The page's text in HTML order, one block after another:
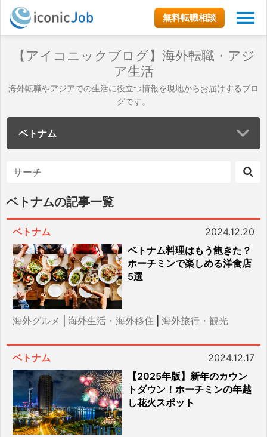
無料転職相談
【アイコニックブログ】海外転職・アジ
ア生活
海外転職やアジアでの生活に役立つ情報を現地からお届けするブロ
グです。
ベトナム
ベトナムの記事一覧
ベトナム
2024.12.20
ベトナム料理はもう飽きた？
ホーチミンで楽しめる洋食店
5選
海外グルメ 海外生活・海外移住 海外旅行・観光
ベトナム
2024.12.17
【2025年版】新年のカウン
トダウン！ホーチミンの年越
し花火スポット